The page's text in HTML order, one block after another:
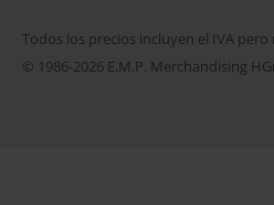
Todos los precios incluyen el IVA pero
© 1986-2026 E.M.P. Merchandising